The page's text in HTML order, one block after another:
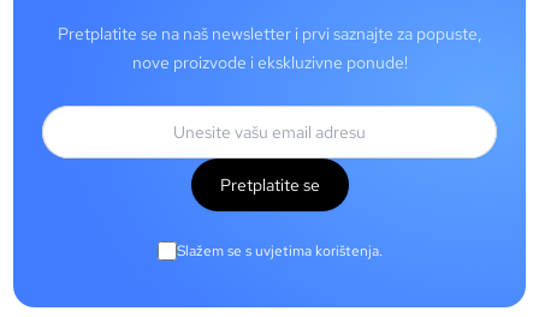
Pretplatite se na naš newsletter i prvi saznajte za popuste,
nove proizvode i ekskluzivne ponude!
Pretplatite se
Slažem se s uvjetima korištenja.